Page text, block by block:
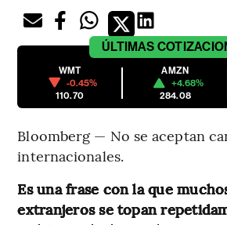
ÚLTIMAS
WMT
-0.45%
110.70
AMZN
+4.68%
284.08
Bloomberg — No se aceptan
internacionales.
Es una frase con la que
extranjeros se topan